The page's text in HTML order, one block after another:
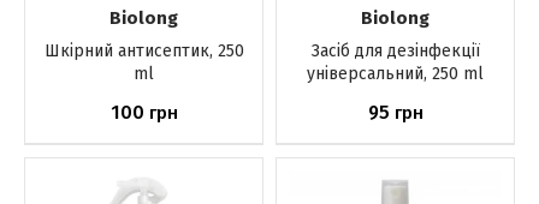
Biolong
Шкірний антисептик, 250
ml
100 грн
Biolong
Засіб для дезінфекції
універсальний, 250 ml
95 грн